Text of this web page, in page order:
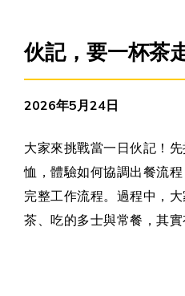
最新消息
藝術培訓
愛不同藝術家
伙記，要一杯茶
2026年5月24日
大家來挑戰當一日伙記！
恤，體驗如何協調出餐流
完整工作流程。過程中，
茶、吃的多士與常餐，其實